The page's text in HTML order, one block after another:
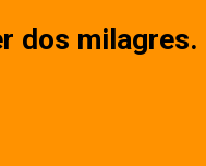
dos milagres.